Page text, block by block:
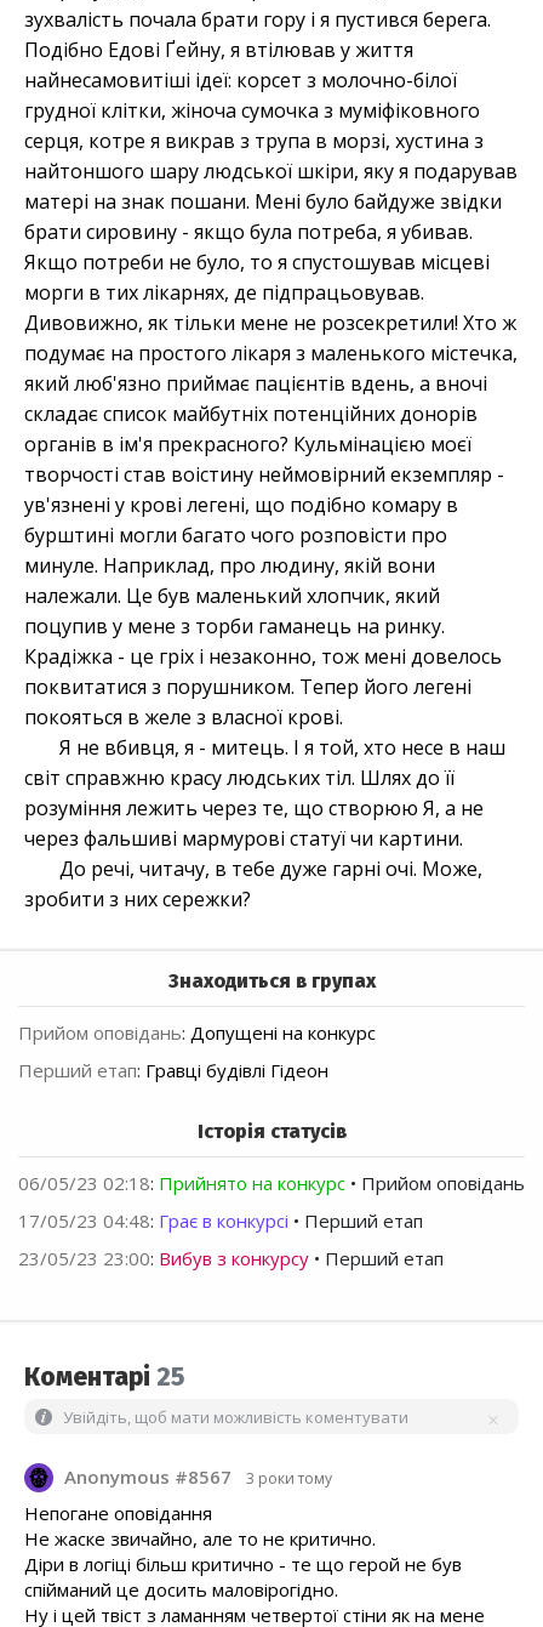
зухвалість почала брати гору і я пустився берега.
Подібно Едові Ґейну, я втілював у життя
найнесамовитіші ідеї: корсет з молочно-білої
грудної клітки, жіноча сумочка з муміфіковного
серця, котре я викрав з трупа в морзі, хустина з
найтоншого шару людської шкіри, яку я подарував
матері на знак пошани. Мені було байдуже звідки
брати сировину - якщо була потреба, я убивав.
Якщо потреби не було, то я спустошував місцеві
морги в тих лікарнях, де підпрацьовував.
Дивовижно, як тільки мене не розсекретили! Хто ж
подумає на простого лікаря з маленького містечка,
який люб'язно приймає пацієнтів вдень, а вночі
складає список майбутніх потенційних донорів
органів в ім'я прекрасного? Кульмінацією моєї
творчості став воістину неймовірний екземпляр -
ув'язнені у крові легені, що подібно комару в
бурштині могли багато чого розповісти про
минуле. Наприклад, про людину, якій вони
належали. Це був маленький хлопчик, який
поцупив у мене з торби гаманець на ринку.
Крадіжка - це гріх і незаконно, тож мені довелось
поквитатися з порушником. Тепер його легені
покояться в желе з власної крові.
Я не вбивця, я - митець. І я той, хто несе в наш
світ справжню красу людських тіл. Шлях до її
розуміння лежить через те, що створюю Я, а не
через фальшиві мармурові статуї чи картини.
До речі, читачу, в тебе дуже гарні очі. Може,
зробити з них сережки?
Знаходиться в групах
Прийом оповідань: Допущені на конкурс
Перший етап: Гравці будівлі Гідеон
Історія статусів
06/05/23 02:18: Прийнято на конкурс • Прийом оповідань
17/05/23 04:48: Грає в конкурсі • Перший етап
23/05/23 23:00: Вибув з конкурсу • Перший етап
Коментарі 25
Увійдіть, щоб мати можливість коментувати
Anonymous #8567 3 роки тому
Непогане оповідання
Не жаске звичайно, але то не критично.
Діри в логіці більш критично - те що герой не був
спійманий це досить маловірогідно.
Ну і цей твіст з ламанням четвертої стіни як на мене